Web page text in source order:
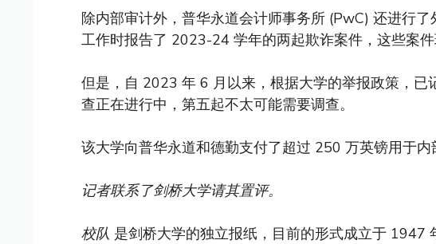
除内部审计外，普华永道会计师事务所 (PwC) 还进行
工作时报告了 2023-24 学年的两起欺诈案件，这些案件
但是，自 2023 年 6 月以来，根据大学的举报政策，已
查正在进行中，第五起不太可能需要调查。
该大学向普华永道和德勤支付了超过 250 万英镑用于内
记者联系了剑桥大学请其置评。
校队 是剑桥大学的独立报纸，目前的形式成立于 1947